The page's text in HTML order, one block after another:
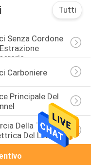
Tutti
Senza Cordone
Carboniere
Principale Del
Della Torcia
Del LED